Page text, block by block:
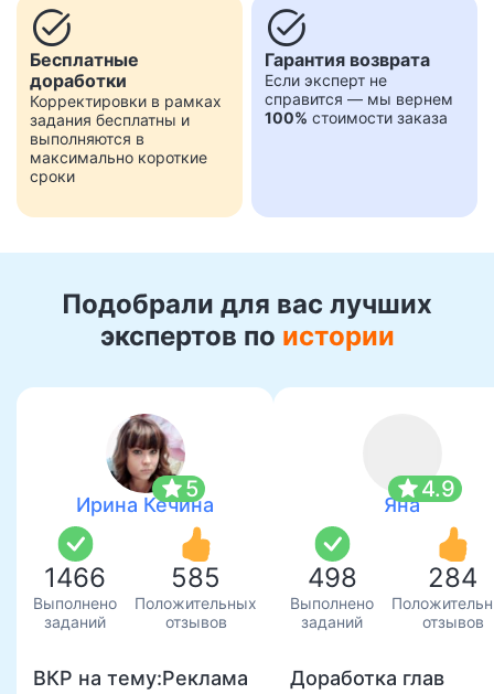
task_alt
Бесплатные
доработки
Корректировки в рамках
задания бесплатны и
выполняются в
максимально короткие
сроки
task_alt
Гарантия возврата
Если эксперт не
справится — мы вернем
100% стоимости заказа
Подобрали для вас лучших
экспертов по истории
star5
Ирина Кечина
1466
Выполнено
заданий
585
Положительных
отзывов
ВКР на тему:Реклама
star4.9
Яна
498
Выполнено
заданий
284
отзывов
Доработка глав